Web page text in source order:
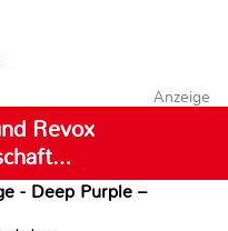
Anzeige
Revox
- Deep Purple –